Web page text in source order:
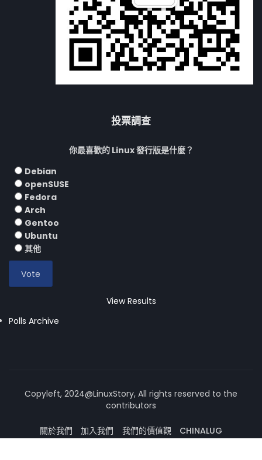
投票調查
你最喜歡的 Linux 發行版是什麼？
Debian
openSUSE
Fedora
Arch
Gentoo
Ubuntu
其他
View Results
Polls Archive
Copyleft, 2024@LinuxStory, All rights reserved to the
contributors
關於我們 加入我們 我們的價值觀
CHINALUG